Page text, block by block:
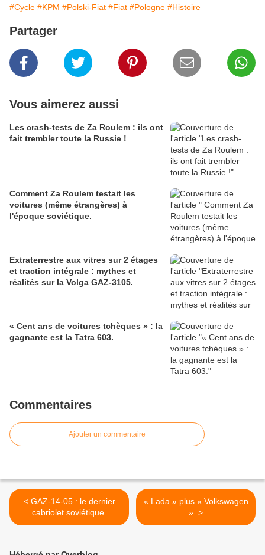
#Cycle #KPM #Polski-Fiat #Fiat #Pologne #Histoire
Partager
Vous aimerez aussi
Les crash-tests de Za Roulem : ils ont
fait trembler toute la Russie !
Comment Za Roulem testait les
voitures (même étrangères) à
l'époque soviétique.
Extraterrestre aux vitres sur 2 étages
et traction intégrale : mythes et
réalités sur la Volga GAZ-3105.
« Cent ans de voitures tchèques » : la
gagnante est la Tatra 603.
Commentaires
Ajouter un commentaire
< GAZ-14-05 : le dernier
cabriolet soviétique.
« Lada » plus « Volkswagen
». >